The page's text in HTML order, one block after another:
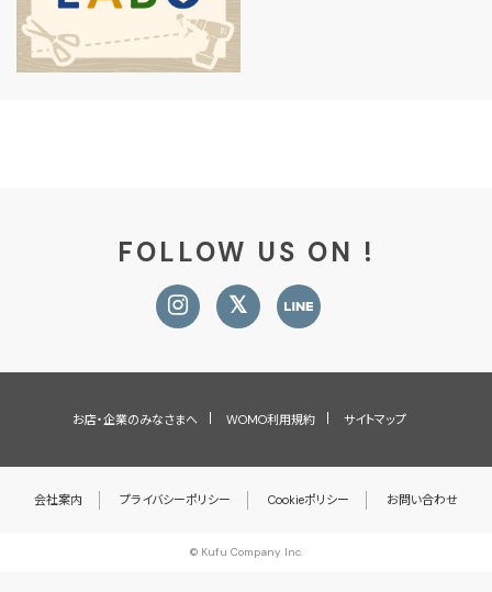
FOLLOW US ON !
お店・企業のみなさまへ WOMO利用規約 サイトマップ
会社案内 プライバシーポリシー Cookieポリシー お問い合わせ
© Kufu Company Inc.